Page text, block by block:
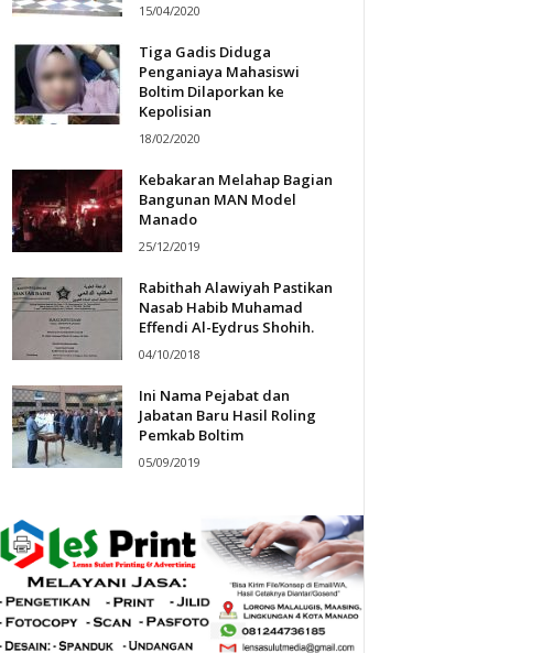
15/04/2020
Tiga Gadis Diduga
Penganiaya Mahasiswi
Boltim Dilaporkan ke
Kepolisian
18/02/2020
Kebakaran Melahap Bagian
Bangunan MAN Model
Manado
25/12/2019
Rabithah Alawiyah Pastikan
Nasab Habib Muhamad
Effendi Al-Eydrus Shohih.
04/10/2018
Ini Nama Pejabat dan
Jabatan Baru Hasil Roling
Pemkab Boltim
05/09/2019